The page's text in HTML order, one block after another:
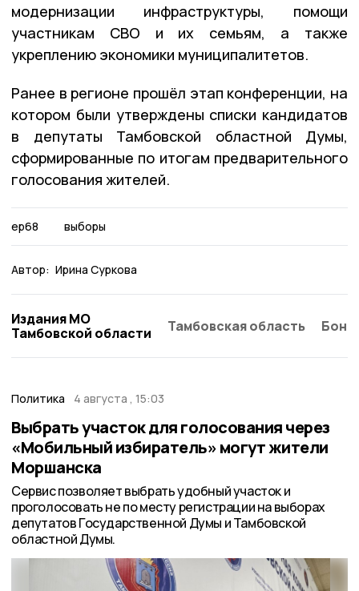
модернизации инфраструктуры, помощи
участникам СВО и их семьям, а также
укреплению экономики муниципалитетов.
Ранее в регионе прошёл этап конференции, на
котором были утверждены списки кандидатов
в депутаты Тамбовской областной Думы,
сформированные по итогам предварительного
голосования жителей.
ер68 выборы
Автор: Ирина Суркова
Издания МО
Тамбовской области
Тамбовская область
Политика 4 августа , 15:03
Выбрать участок для голосования через
«Мобильный избиратель» могут жители
Моршанска
Сервис позволяет выбрать удобный участок и
проголосовать не по месту регистрации на выборах
депутатов Государственной Думы и Тамбовской
областной Думы.